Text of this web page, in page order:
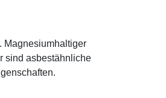
Magnesiumhaltiger
sind asbestähnliche